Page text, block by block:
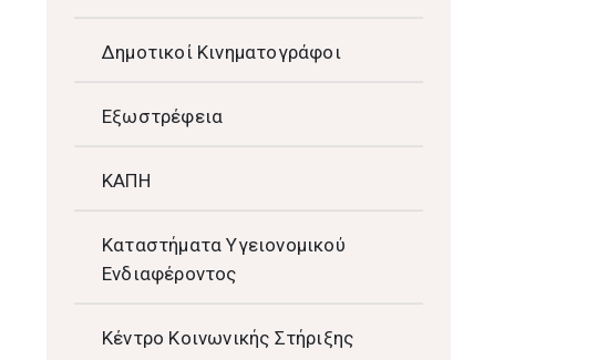
Δημοτικοί Κινηματογράφοι
Εξωστρέφεια
ΚΑΠΗ
Καταστήματα Υγειονομικού
Ενδιαφέροντος
Κέντρο Κοινωνικής Στήριξης